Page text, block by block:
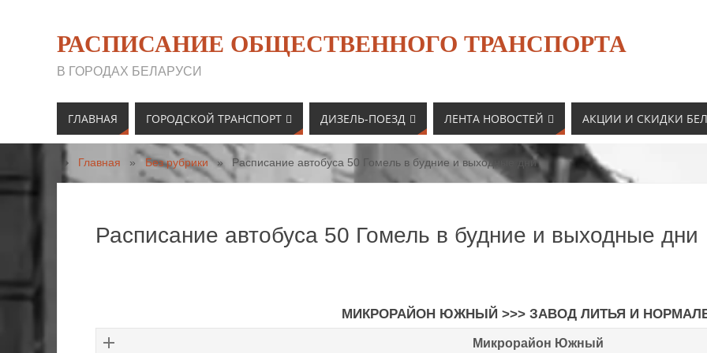
РАСПИСАНИЕ ОБЩЕСТВЕННОГО ТРАНСПОРТА
В ГОРОДАХ БЕЛАРУСИ
ГЛАВНАЯ ГОРОДСКОЙ ТРАНСПОРТ ДИЗЕЛЬ-ПОЕЗД ЛЕНТА НОВОСТЕЙ АКЦИИ И СКИДКИ
Главная » Без рубрики » Расписание автобуса 50 Гомель в будние и выходные дни
Расписание автобуса 50 Гомель в будние и выходные дни
МИКРОРАЙОН ЮЖНЫЙ >>> ЗАВОД ЛИТЬЯ И
Микрорайон Южный